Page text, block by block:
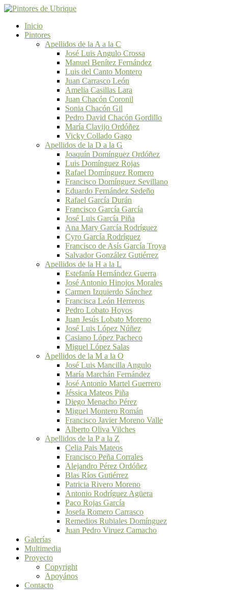
Inicio
Pintores
Apellidos de la A a la C
José Luis Angulo Crossa
Manuel Benítez Fernández
Luis del Canto Montero
Juan Carrasco León
Amelia Casillas Lara
Juan Chacón Coronil
Sonia Chacón Gil
Pedro David Chacón Gordillo
María Clavijo Ordóñez
Vicky Collado Gago
Apellidos de la D a la G
Joaquín Domínguez Ordóñez
Luis Domínguez Rojas
Rafael Domínguez Romero
Francisco Domínguez Sevillano
Eduardo Fernández Sedeño
Rafael García Durán
Francisco García García
José Luis García Piña
Ana Mary García Rodríguez
Cyro García Rodríguez
Francisco de Asís García Troya
Salvador González Gutiérrez
Apellidos de la H a la L
Estefanía Hernández Guerra
José Antonio Hinojos Morales
Carmen Izquierdo Sánchez
Francisca León Herreros
Pedro Lobato Hoyos
Juan Jesús Lobato Moreno
José Luis López Núñez
Casiano López Pacheco
Miguel López Salas
Apellidos de la M a la O
José Luis Mancilla Angulo
María Marchán Fernández
José Antonio Martel Guerrero
Jéssica Mateos Piña
Diego Menacho Pérez
Miguel Montero Román
Francisco Javier Moreno Valle
Alberto Oliva Vilches
Apellidos de la P a la Z
Celia Pais Mateos
Francisco Peña Corrales
Alejandro Pérez Ordóñez
Blas Ríos Gutiérrez
Patricia Rivero Moreno
Antonio Rodríguez Agüera
Paco Rojas García
Josefa Romero Carrasco
Remedios Rubiales Domínguez
Juan Pedro Viruez Camacho
Galerías
Multimedia
Proyecto
Copyright
Apoyános
Contacto